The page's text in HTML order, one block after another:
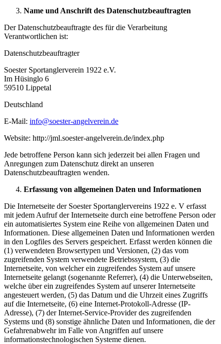
Name und Anschrift des Datenschutzbeauftragten
Der Datenschutzbeauftragte des für die Verarbeitung
Verantwortlichen ist:
Datenschutzbeauftragter
Soester Sportanglerverein 1922 e.V.
Im Hüsinglo 6
59510 Lippetal
Deutschland
E-Mail: info@soester-angelverein.de
Website: http://jml.soester-angelverein.de/index.php
Jede betroffene Person kann sich jederzeit bei allen Fragen und
Anregungen zum Datenschutz direkt an unseren
Datenschutzbeauftragten wenden.
Erfassung von allgemeinen Daten und Informationen
Die Internetseite der Soester Sportanglervereins 1922 e. V erfasst
mit jedem Aufruf der Internetseite durch eine betroffene Person oder
ein automatisiertes System eine Reihe von allgemeinen Daten und
Informationen. Diese allgemeinen Daten und Informationen werden
in den Logfiles des Servers gespeichert. Erfasst werden können die
(1) verwendeten Browsertypen und Versionen, (2) das vom
zugreifenden System verwendete Betriebssystem, (3) die
Internetseite, von welcher ein zugreifendes System auf unsere
Internetseite gelangt (sogenannte Referrer), (4) die Unterwebseiten,
welche über ein zugreifendes System auf unserer Internetseite
angesteuert werden, (5) das Datum und die Uhrzeit eines Zugriffs
auf die Internetseite, (6) eine Internet-Protokoll-Adresse (IP-
Adresse), (7) der Internet-Service-Provider des zugreifenden
Systems und (8) sonstige ähnliche Daten und Informationen, die der
Gefahrenabwehr im Falle von Angriffen auf unsere
informationstechnologischen Systeme dienen.